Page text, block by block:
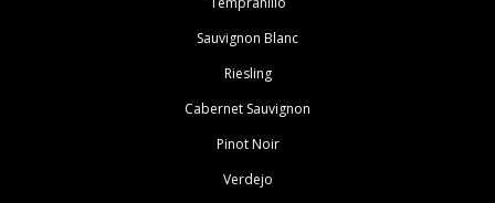
Sauvignon Blanc
Riesling
Cabernet Sauvignon
Pinot Noir
Verdejo